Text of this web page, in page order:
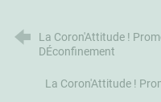
La Coron'Attitude !
DÉconfinement
La Coron'Attitude !